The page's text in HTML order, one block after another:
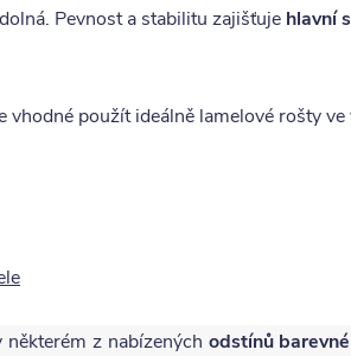
Pevnost a stabilitu zajišťuje hlavní
vhodné použít ideálně lamelové rošty
z nabízených odstínů